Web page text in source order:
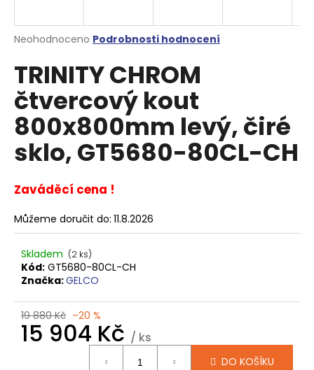
Průměrné
produktu
0,0
z
5
hvězdiček.
Neohodnoceno Podrobnosti hodnocení
TRINITY CHROM
čtvercový kout
800x800mm levý, čiré
sklo, GT5680-80CL-CH
Zaváděcí cena !
Můžeme doručit do: 11.8.2026
Skladem (2 ks)
Kód: GT5680-80CL-CH
Značka:GELCO
19 880 Kč –20 %
15 904 Kč / ks
DO KOŠÍKU
j
t
?
HLEDAT
D
o
p
o
u
č
u